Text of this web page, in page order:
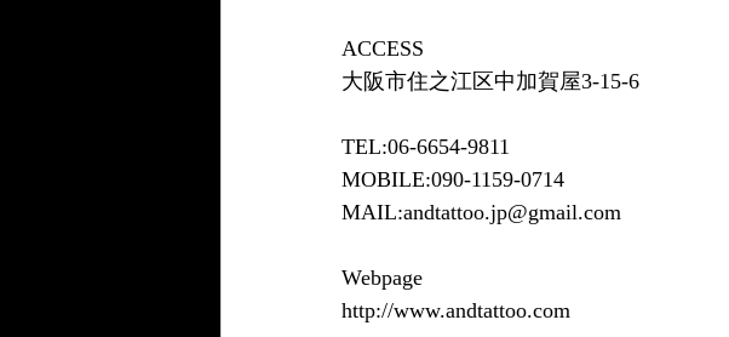
ACCESS
大阪市住之江区中加賀屋3-15-6
TEL:06-6654-9811
MOBILE:090-1159-0714
MAIL:andtattoo.jp@gmail.com
Webpage
http://www.andtattoo.com